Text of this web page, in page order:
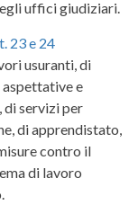
uffici giudiziari.
23 e 24
usuranti, di
e
di servizi per
di apprendistato,
contro il
di lavoro